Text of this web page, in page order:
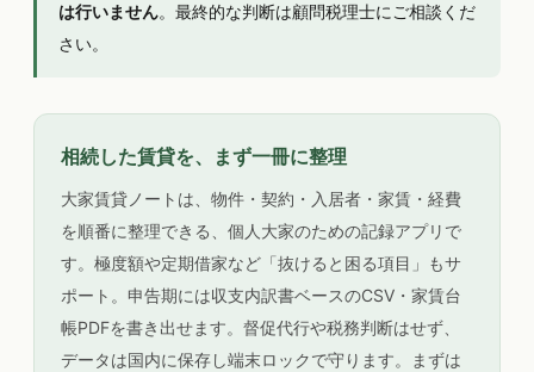
は行いません。最終的な判断は顧問税理士にご相談くだ
さい。
相続した賃貸を、まず一冊に整理
大家賃貸ノートは、物件・契約・入居者・家賃・経費
を順番に整理できる、個人大家のための記録アプリで
す。極度額や定期借家など「抜けると困る項目」もサ
ポート。申告期には収支内訳書ベースのCSV・家賃台
帳PDFを書き出せます。督促代行や税務判断はせず、
データは国内に保存し端末ロックで守ります。まずは